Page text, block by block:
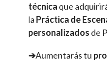
técnica que
la Práctica de
personalizados de
➔Aumentarás tu